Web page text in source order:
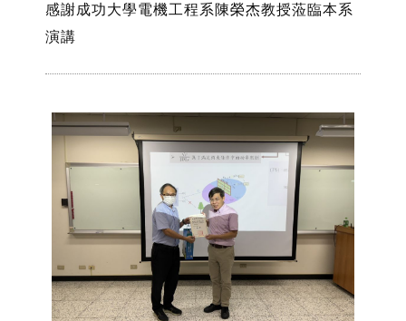
感謝成功大學電機工程系陳榮杰教授蒞臨本系
演講